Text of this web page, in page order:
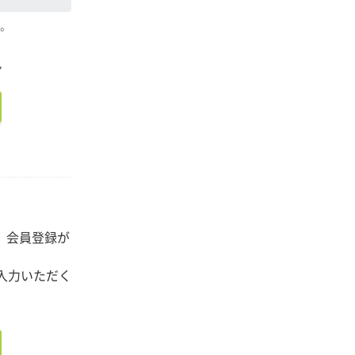
会員登録が
力いただく